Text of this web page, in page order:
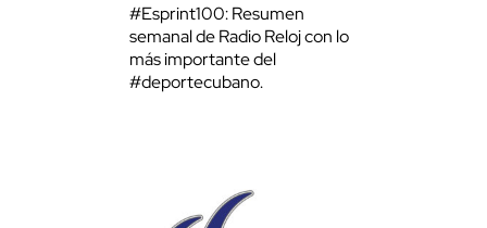
#Esprint100: Resumen
semanal de Radio Reloj con lo
más importante del
#deportecubano.